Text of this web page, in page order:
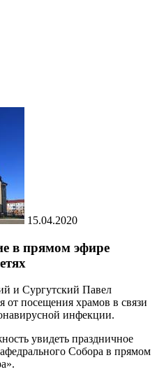
15.04.2020
в прямом эфире
и Сургутский Павел
от посещения храмов в связи
инфекции.
увидеть праздничное
Собора в прямом